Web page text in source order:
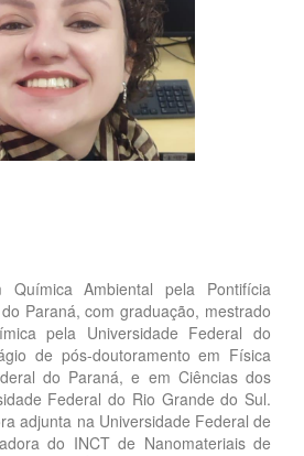
Química Ambiental pela Pontifícia
Paraná, com graduação, mestrado
pela Universidade Federal do
de pós-doutoramento em Física
do Paraná, e em Ciências dos
Federal do Rio Grande do Sul.
adjunta na Universidade Federal de
do INCT de Nanomateriais de